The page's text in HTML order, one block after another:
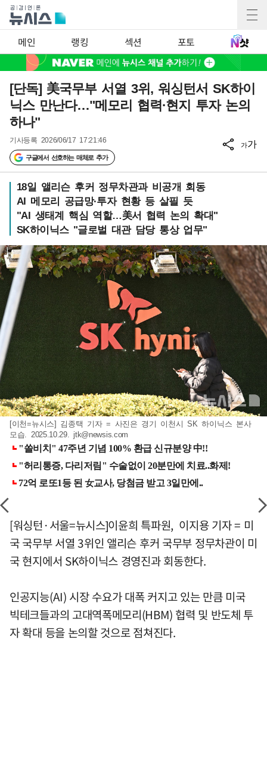
메인 랭킹 섹션 포토
[단독] 美국무부 서열 3위, 워싱턴서 SK하이
닉스 만난다…"메모리 협력·현지 투자 논의
하나"
기사등록 2026/06/17 17:21:46
구글에서 선호하는 매체로 추가
가가
18일 앨리슨 후커 정무차관과 비공개 회동
AI 메모리 공급망·투자 현황 등 살필 듯
"AI 생태계 핵심 역할…美서 협력 논의 확대"
SK하이닉스 "글로벌 대관 담당 통상 업무"
[이천=뉴시스] 김종택 기자 = 사진은 경기 이천시 SK 하이닉스 본사
모습. 2025.10.29. jtk@newsis.com
[워싱턴·서울=뉴시스]이윤희 특파원, 이지용 기자 = 미
국 국무부 서열 3위인 앨리슨 후커 국무부 정무차관이 미
국 현지에서 SK하이닉스 경영진과 회동한다.
인공지능(AI) 시장 수요가 대폭 커지고 있는 만큼 미국
빅테크들과의 고대역폭메모리(HBM) 협력 및 반도체 투
자 확대 등을 논의할 것으로 점쳐진다.